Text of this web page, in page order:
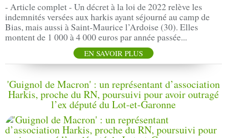
- Article complet - Un décret à la loi de 2022 relève les
indemnités versées aux harkis ayant séjourné au camp de
Bias, mais aussi à Saint-Maurice l’Ardoise (30). Elles
montent de 1 000 à 4 000 euros par année passée...
EN SAVOIR PLUS
'Guignol de Macron' : un représentant d’association
Harkis, proche du RN, poursuivi pour avoir outragé
l’ex député du Lot-et-Garonne